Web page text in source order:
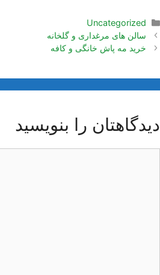
دسته‌ها
Uncategorized
ناوبری
نوشته‌ها
سالن های مرغداری و گلخانه
خرید مه پاش خانگی و کافه
دیدگاهتان را بنویسید